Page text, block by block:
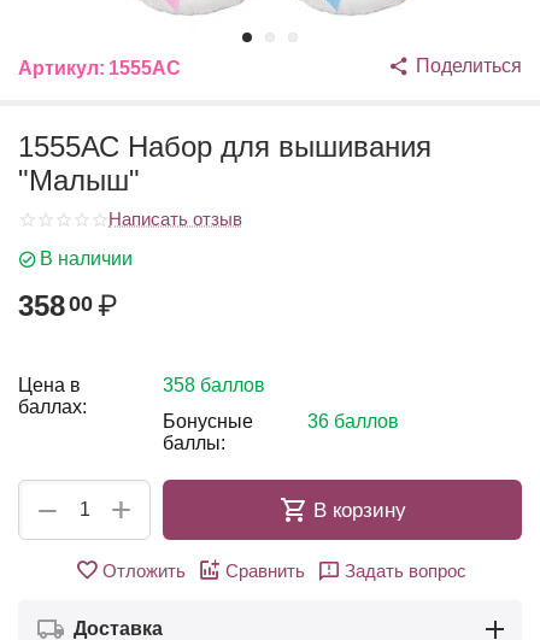
Артикул: 1555АС Поделиться
1555АС Набор для вышивания
"Малыш"
Написать отзыв
В наличии
35800 ₽
Цена в
баллах:
358 баллов
Бонусные
баллы:
36 баллов
+
− В корзину
Отложить Сравнить Задать вопрос
Доставка